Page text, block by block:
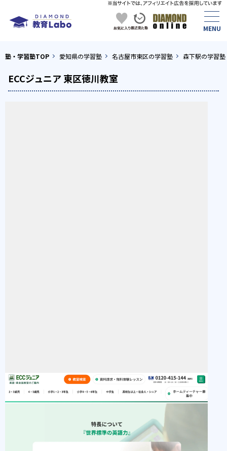
塾・学習塾TOP 愛知県の学習塾 名古屋市東区の学習塾 森下駅の学習塾
ECCジュニア 東区徳川教室